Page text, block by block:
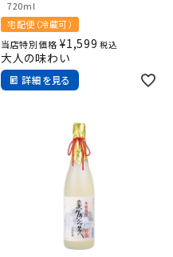
720ml
宅配便（冷蔵可）
当店特別価格 ¥1,599 税込
大人の味わい
詳細を見る